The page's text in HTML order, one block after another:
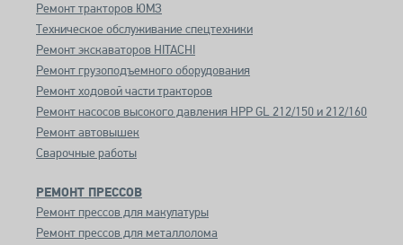
Ремонт тракторов ЮМЗ
Техническое обслуживание спецтехники
Ремонт экскаваторов HITACHI
Ремонт грузоподъемного оборудования
Ремонт ходовой части тракторов
Ремонт насосов высокого давления HPP GL 212/150 и 212/160
Ремонт автовышек
Сварочные работы
РЕМОНТ ПРЕССОВ
Ремонт прессов для макулатуры
Ремонт прессов для металлолома